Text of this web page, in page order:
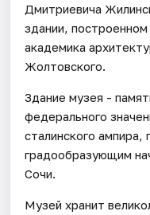
Дмитриевича
здании,
академика
Жолтовского.
Здание музея -
федерального
сталинского ампира,
градообразующим
Сочи.
Музей хранит